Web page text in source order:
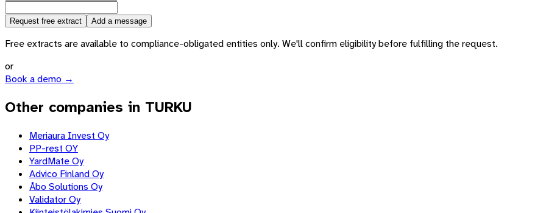
Request free extract Add a message
Free extracts are available to compliance-obligated entities only. We'll confirm eligibility before fulfilling the request.
or
Book a demo →
Other companies in TURKU
Meriaura Invest Oy
PP-rest OY
YardMate Oy
Advico Finland Oy
Åbo Solutions Oy
Validator Oy